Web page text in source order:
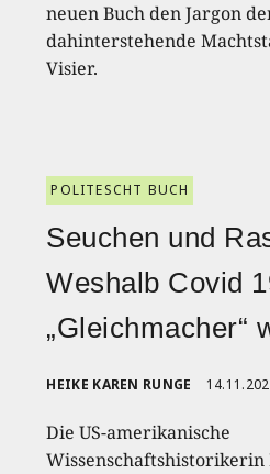
neuen Buch den Jargon
dahinterstehende
Visier.
POLITESCHT BUCH
Seuchen und
Weshalb Covid
„Gleichmacher“
HEIKE KAREN RUNGE
Die US-amerikanische
Wissenschaftshistorikerin